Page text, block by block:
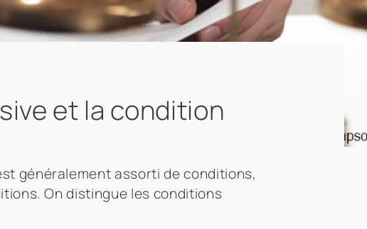
et la condition
généralement assorti de conditions,
On distingue les conditions